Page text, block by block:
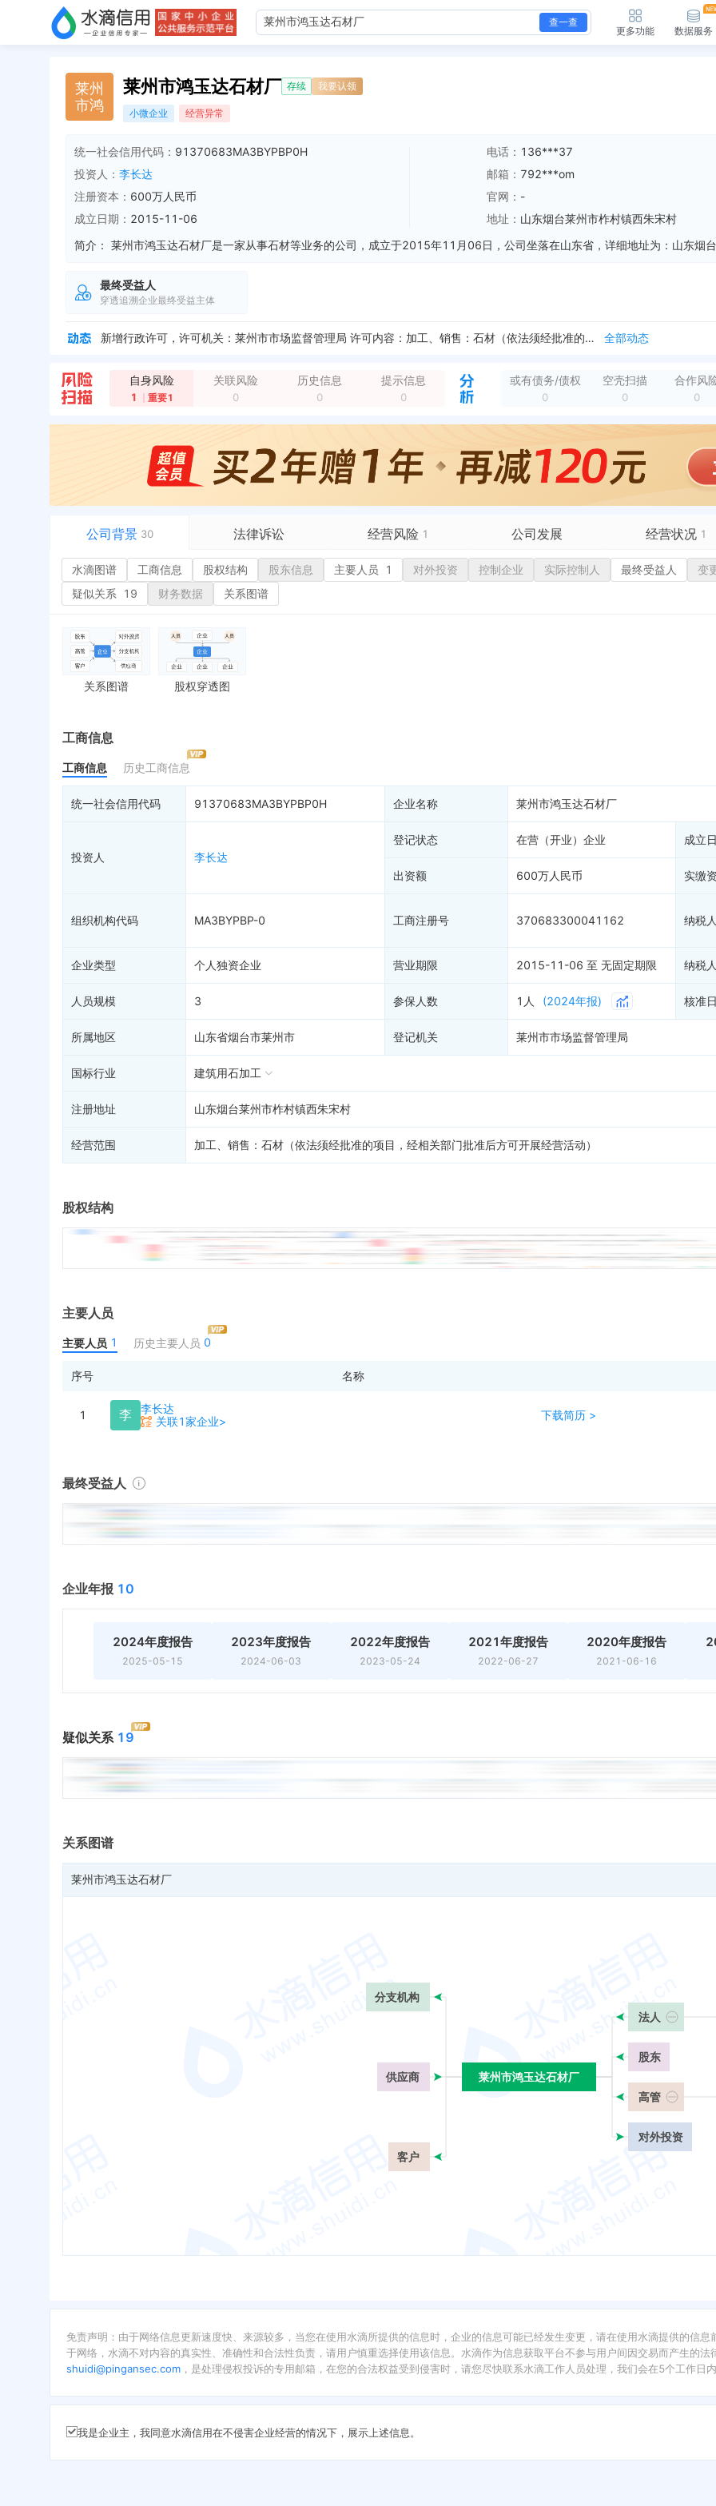
查一查
更多功能 数据服务
莱州
市鸿
莱州市鸿玉达石材厂 存续 我要认领
小微企业 经营异常
统一社会信用代码： 91370683MA3BYPBP0H
投资人： 李长达
注册资本： 600万人民币
成立日期： 2015-11-06
电话： 136***37
邮箱： 792***om
官网： -
地址： 山东烟台莱州市柞村镇西朱宋村
简介：
最终受益人
穿透追溯企业最终受益主体
企业地址变更，新增年报地址：山东烟台莱州市柞村镇西朱宋村 全部动态
企业地址变更，新增年报地址：山东烟台莱州市柞村镇西朱宋村
全部动态
自身风险
1 重要1
关联风险
0
历史信息
0
提示信息
0
或有债务/债权
0
空壳扫描
0
合作风
0
公司背景 30 法律诉讼 经营风险 1 公司发展 经营状况 1
水滴图谱
工商信息
股东信息
主要人员 1
对外投资
控制企业
最终受益人
企业年报
10
工商自主公示
财务数据
司法案件
立案信息
法院公告
裁判文书
送达公告
被执行人
终本案件
询价评估
司法协助
或有债务债权
注销备案
融资历史
招投标
进出口信用
地块公示
客户
水滴图谱 工商信息 股权结构 股东信息 主要人员 1 对外投资 控制企业 实际控制人 最终受益人
变
疑似关系
19 财务数据 关系图谱
关系图谱 股权穿透图
工商信息
工商信息 历史工商信息
统一社会信用代码 91370683MA3BYPBP0H 企业名称 莱州市鸿玉达石材厂
投资人 李长达
登记状态 在营（开业）企业 成立
出资额 600万人民币 实缴
组织机构代码 MA3BYPBP-0 工商注册号 370683300041162 纳税
企业类型 个人独资企业 营业期限 2015-11-06 至 无固定期限 纳税
人员规模 3 参保人数 1人 (2024年报) 核准
所属地区 山东省烟台市莱州市 登记机关 莱州市市场监督管理局
国标行业 建筑用石加工
注册地址 山东烟台莱州市柞村镇西朱宋村
经营范围 加工、销售：石材（依法须经批准的项目，经相关部门批准后方可开展经营活动）
股权结构
主要人员
主要人员 1 历史主要人员 0
序号 名称
1 李
李长达
关联1家企业>
下载简历 >
最终受益人
企业年报 10
2024年度报告
2025-05-15
2023年度报告
2024-06-03
2022年度报告
2023-05-24
2021年度报告
2022-06-27
2020年度报告
2021-06-16
疑似关系 19
关系图谱
莱州市鸿玉达石材厂
莱州市鸿玉达石材厂
分支机构
供应商
客户
莱州市鸿玉达石材厂
法人
股东
高管
对外投资
免责声明：由于网络信息更新速度快、来源较多，当您在使用水滴所提供的信息时，企业的信息可能已经发生变更，请在使用水滴提供的信
于网络，水滴不对内容的真实性、准确性和合法性负责，请用户慎重选择使用该信息。水滴作为信息获取平台不参与用户间因交易而产生的
shuidi@pingansec.com ，是处理侵权投诉的专用邮箱，在您的合法权益受到侵害时，请您尽快联系水滴工作人员处理，我们会在5个工作日
我是企业主，我同意水滴信用在不侵害企业经营的情况下，展示上述信息。